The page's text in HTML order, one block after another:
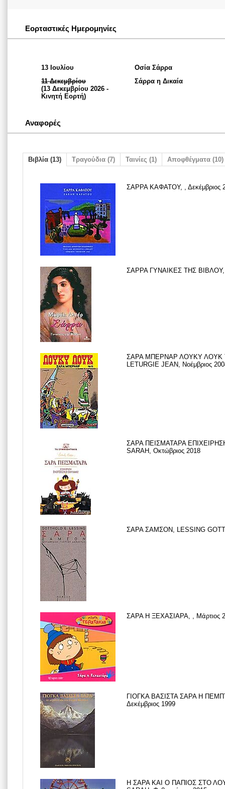
Εορταστικές Ημερομηνίες
13 Ιουλίου
Οσία Σάρρα
11 Δεκεμβρίου
(13 Δεκεμβρίου 2026 -
Κινητή Εορτή)
Σάρρα η Δικαία
Αναφορές
Βιβλία (13) Τραγούδια (7) Ταινίες (1) Αποφθέγματα (10)
ΣΑΡΡΑ ΚΑΦΑΤΟΥ, , Δεκέμβριος
ΣΑΡΡΑ ΓΥΝΑΙΚΕΣ ΤΗΣ ΒΙΒΛΟΥ,
ΣΑΡΑ ΜΠΕΡΝΑΡ ΛΟΥΚΥ ΛΟΥΚ
LETURGIE JEAN, Νοέμβριος
ΣΑΡΑ ΠΕΙΣΜΑΤΑΡΑ
SARAH, Οκτώβριος 2018
ΣΑΡΑ ΣΑΜΣΟΝ, LESSING
ΣΑΡΑ Η ΞΕΧΑΣΙΑΡΑ, , Μάρτιος
ΓΙΟΓΚΑ ΒΑΣΙΣΤΑ ΣΑΡΑ Η
Δεκέμβριος 1999
Η ΣΑΡΑ ΚΑΙ Ο ΠΑΠΙΟΣ ΣΤΟ